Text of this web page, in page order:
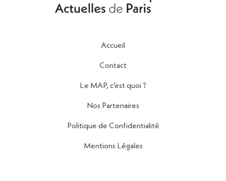
Accueil
Contact
Le MAP, c’est quoi ?
Nos Partenaires
Politique de Confidentialité
Mentions Légales